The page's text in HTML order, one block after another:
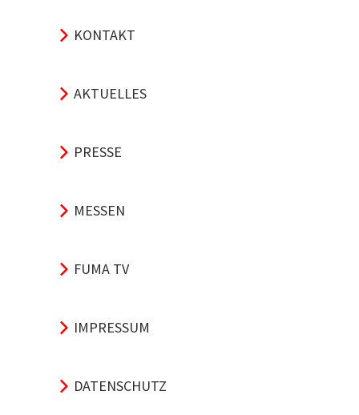
KONTAKT
AKTUELLES
PRESSE
MESSEN
FUMA TV
IMPRESSUM
DATENSCHUTZ